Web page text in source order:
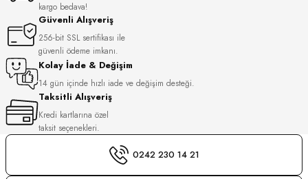
kargo bedava!
Güvenli Alışveriş
256-bit SSL sertifikası ile
güvenli ödeme imkanı.
Kolay İade & Değişim
14 gün içinde hızlı iade ve değişim desteği.
Taksitli Alışveriş
Kredi kartlarına özel
taksit seçenekleri.
0242 230 14 21